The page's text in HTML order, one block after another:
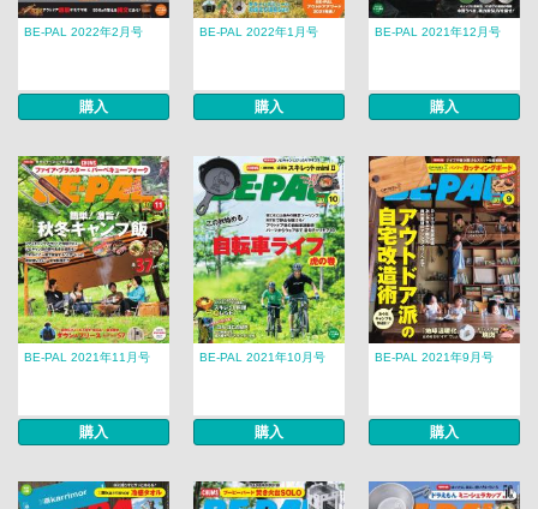
BE-PAL 2022年2月号
購入
BE-PAL 2022年1月号
購入
BE-PAL 2021年12月号
購入
BE-PAL 2021年11月号
購入
BE-PAL 2021年10月号
購入
BE-PAL 2021年9月号
購入